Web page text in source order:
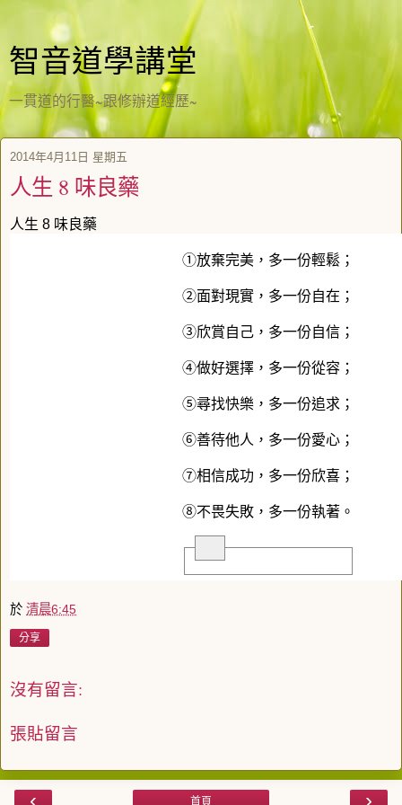
智音道學講堂
一貫道的行醫~跟修辦道經歷~
2014年4月11日 星期五
人生 8 味良藥
人生 8 味良藥
①放棄完美，多一份輕鬆；
②面對現實，多一份自在；
③欣賞自己，多一份自信；
④做好選擇，多一份從容；
⑤尋找快樂，多一份追求；
⑥善待他人，多一份愛心；
⑦相信成功，多一份欣喜；
⑧不畏失敗，多一份執著。
於 清晨6:45
分享
沒有留言:
張貼留言
首頁